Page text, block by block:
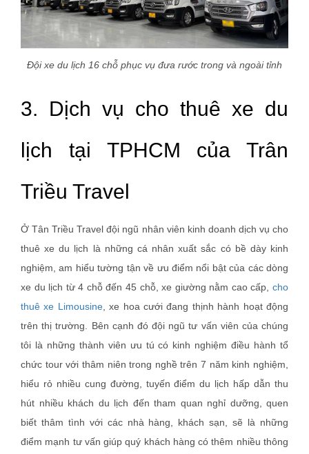
Đội xe du lịch 16 chỗ phục vụ đưa rước trong và ngoài tỉnh
3. Dịch vụ cho thuê xe du
lịch tại TPHCM của Trân
Triều Travel
Ở Tân Triều Travel đội ngũ nhân viên kinh doanh dịch vụ cho
thuê xe du lịch là những cá nhân xuất sắc có bề dày kinh
nghiệm, am hiểu tường tận về ưu điểm nổi bật của các dòng
xe du lịch từ 4 chỗ đến 45 chỗ, xe giường nằm cao cấp, cho
thuê xe Limousine, xe hoa cưới đang thịnh hành hoạt động
trên thị trường. Bên cạnh đó đội ngũ tư vấn viên của chúng
tôi là những thành viên ưu tú có kinh nghiệm điều hành tổ
chức tour với thâm niên trong nghề trên 7 năm kinh nghiệm,
hiểu rỏ nhiều cung đường, tuyến điểm du lịch hấp dẫn thu
hút nhiều khách du lịch đến tham quan nghỉ dưỡng, quen
biết thâm tình với các nhà hàng, khách sạn, sẽ là những
điểm mạnh tư vấn giúp quý khách hàng có thêm nhiều thông